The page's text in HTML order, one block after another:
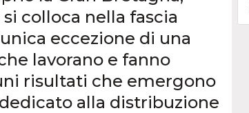
colloca nella fascia
eccezione di una
lavorano e fanno
risultati che emergono
alla distribuzione